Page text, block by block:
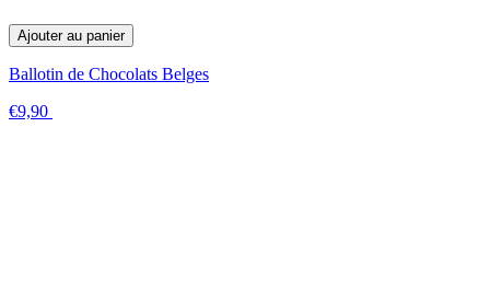
Ajouter au panier
Ballotin de Chocolats Belges
€9,90